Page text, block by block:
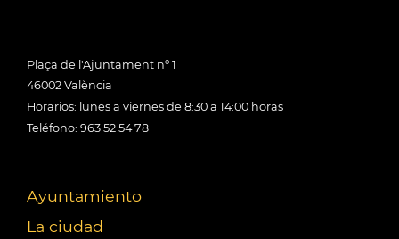
Plaça de l'Ajuntament nº 1
46002 València
Horarios: lunes a viernes de 8:30 a 14:00 horas
Teléfono: 963 52 54 78
Ayuntamiento
La ciudad